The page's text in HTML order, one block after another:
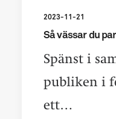
2023-11-21
Så vässar du
Spänst i
publiken i
ett…